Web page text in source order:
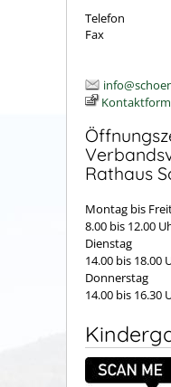
Telefon
Fax
Rathaus
Montag bis
8.00 bis 12.00
14.00 bis 18.00
Donnerstag
14.00 bis 16.30